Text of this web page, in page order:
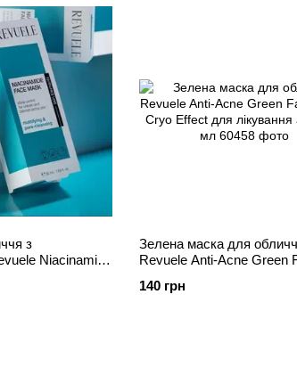
з
Niacinamide
Зелена маска для
Revuele Anti-Acne Green
акне, 80 мл
140 грн